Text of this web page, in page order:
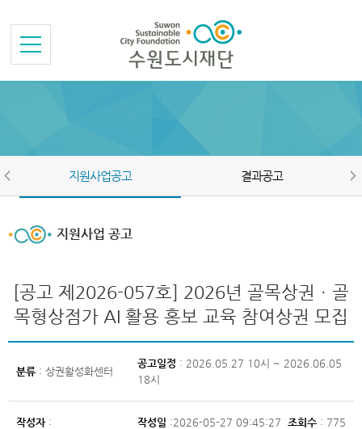
지원사업공고 결과공고
지원사업 공고
[공고 제2026-057호] 2026년 골목상권ㆍ골
목형상점가 AI 활용 홍보 교육 참여상권 모집
분류 : 상권활성화센터
공고일정 : 2026.05.27 10시 ~ 2026.06.05
18시
작성자: 작성일 :2026-05-27 09:45:27 조회수 : 775